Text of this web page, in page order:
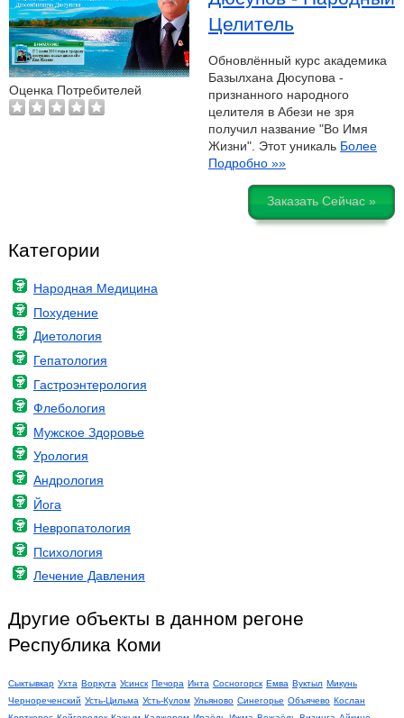
Оценка Потребителей
Целитель
Обновлённый курс академика
Базылхана Дюсупова -
признанного народного
целителя в Абези не зря
получил название "Во Имя
Жизни". Этот уникаль Более
Подробно »»
Заказать Сейчас »
Категории
Народная Медицина
Похудение
Диетология
Гепатология
Гастроэнтерология
Флебология
Мужское Здоровье
Урология
Андрология
Йога
Невропатология
Психология
Лечение Давления
Другие объекты в данном регоне
Республика Коми
Сыктывкар Ухта Воркута Усинск Печора Инта Сосногорск Емва Вуктыл Микунь
Чернореченский Усть-Цильма Усть-Кулом Ульяново Синегорье Объячево Кослан